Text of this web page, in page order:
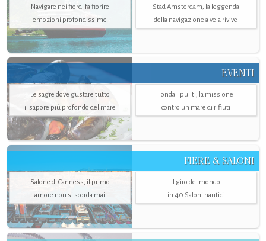
Navigare nei fiordi fa fiorire
emozioni profondissime
Stad Amsterdam, la leggenda
della navigazione a vela rivive
EVENTI
Le sagre dove gustare tutto
il sapore più profondo del mare
Fondali puliti, la missione
contro un mare di rifiuti
FIERE & SALONI
Salone di Canness, il primo
amore non si scorda mai
Il giro del mondo
in 40 Saloni nautici